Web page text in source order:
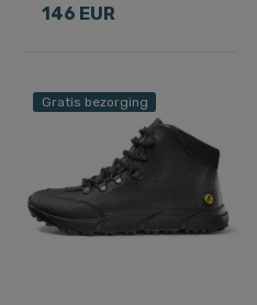
146 EUR
Gratis bezorging